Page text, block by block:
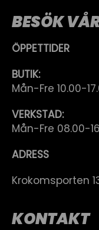
BESÖK
ÖPPETTIDER
BUTIK:
Mån-Fre 10.00-
VERKSTAD:
Mån-Fre 08.00-
ADRESS
Krokomsporten
KONTAKT